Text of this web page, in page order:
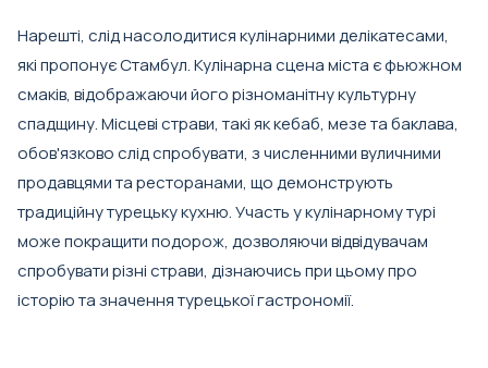
Нарешті, слід насолодитися кулінарними делікатесами,
які пропонує Стамбул. Кулінарна сцена міста є фьюжном
смаків, відображаючи його різноманітну культурну
спадщину. Місцеві страви, такі як кебаб, мезе та баклава,
обов'язково слід спробувати, з численними вуличними
продавцями та ресторанами, що демонструють
традиційну турецьку кухню. Участь у кулінарному турі
може покращити подорож, дозволяючи відвідувачам
спробувати різні страви, дізнаючись при цьому про
історію та значення турецької гастрономії.